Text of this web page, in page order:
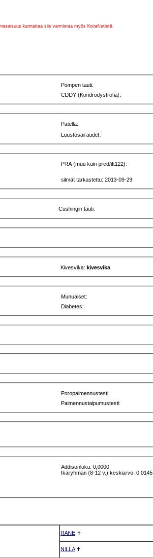
kannattaa siis varmistaa myös KoiraNetistä.
Pompen tauti:
CDDY (Kondrodystrofia):
Patella:
Luustosairaudet:
PRA (muu kuin prcd/ift122):
silmät tarkastettu: 2013-09-29
Cushingin tauti:
Kivesvika:kivesvika
Munuaiset:
Diabetes:
Poropaimennustesti:
Paimennustaipumustesti:
Addisonluku: 0,0000
Ikäryhmän (8-12 v.) keskiarvo: 0,0145
RANE ✝
NILLA✝